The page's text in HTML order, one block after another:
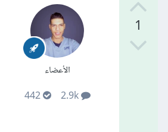
1
الأعضاء
2.9k
442